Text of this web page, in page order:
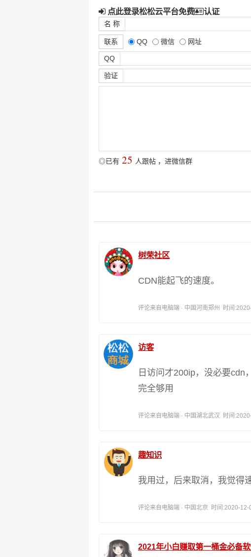
点此登录松松云平台免费 认证
名 称
联系 QQ 微信 网址
QQ
验证
◎已有 25 人跟帖 ， 进微信群
树荣社区
CDN能起飞的速度。
评论来自电脑端 · 中国河南郑州 时间
访客
日访问才200ip，没必要cdn
完全够用
评论来自电脑端 · 中国湖北武汉 时间
趣知识
我用过，后来取消，我觉得
评论来自电脑端 · 中国北京 时间:2020-12-
2021年小白赚取第一桶金必备